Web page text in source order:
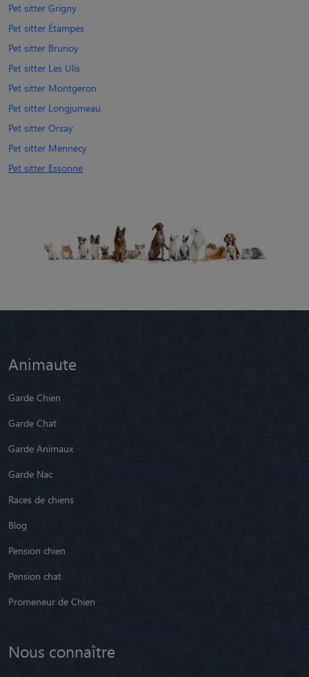
Pet sitter Grigny
Pet sitter Étampes
Pet sitter Brunoy
Pet sitter Les Ulis
Pet sitter Montgeron
Pet sitter Longjumeau
Pet sitter Orsay
Pet sitter Mennecy
Pet sitter Essonne
Animaute
Garde Chien
Garde Chat
Garde Animaux
Garde Nac
Races de chiens
Blog
Pension chien
Pension chat
Promeneur de Chien
Nous connaître